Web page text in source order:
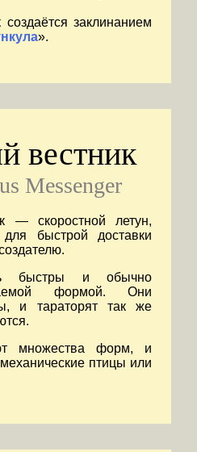
заклинанием
».
вестник
Messenger
— скоростной летун,
для быстрой доставки
быстры и обычно
формой. Они
и тараторят так же
множества форм, и
птицы или